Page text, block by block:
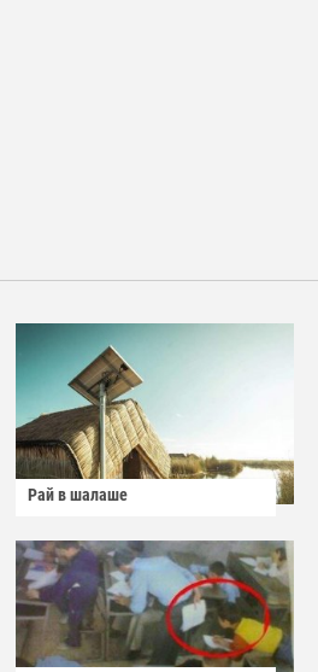
Рай в шалаше